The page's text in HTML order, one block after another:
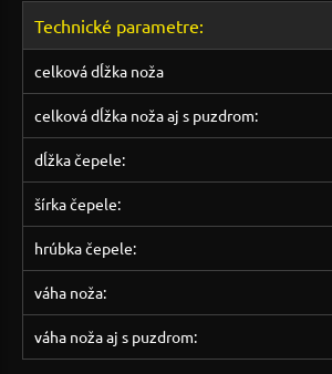
Technické parametre:
celková dĺžka noža
celková dĺžka noža aj s puzdrom:
dĺžka čepele:
šírka čepele:
hrúbka čepele:
váha noža:
váha noža aj s puzdrom: